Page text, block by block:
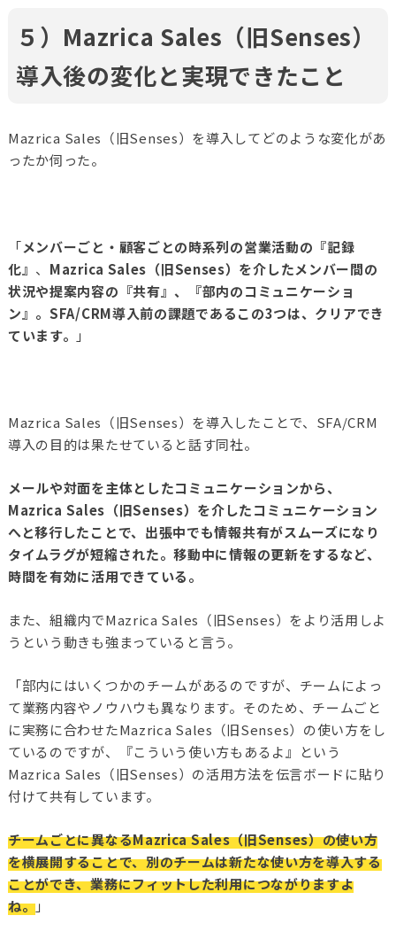
５）Mazrica Sales（旧Senses）
導入後の変化と実現できたこと
Mazrica Sales（旧Senses）を導入してどのような変化があ
ったか伺った。
「メンバーごと・顧客ごとの時系列の営業活動の『記録
化』 、 Mazrica Sales（旧Senses）を介したメンバー間の
状況や提案内容の『共有』、『部内のコミュニケーショ
ン』。SFA/CRM導入前の課題であるこの3つは、クリアでき
ています。
」
Mazrica Sales（旧Senses）を導入したことで、SFA/CRM
導入の目的は果たせていると話す同社。
メールや対面を主体としたコミュニケーションから、
Mazrica Sales（旧Senses）を介したコミュニケーション
へと移行したことで、出張中でも情報共有がスムーズになり
タイムラグが短縮された。移動中に情報の更新をするなど、
時間を有効に活用できている。
また、組織内でMazrica Sales（旧Senses）をより活用しよ
うという動きも強まっていると言う。
「部内にはいくつかのチームがあるのですが、チームによっ
て業務内容やノウハウも異なります。そのため、チームごと
に実務に合わせたMazrica Sales（旧Senses）の使い方をし
ているのですが、『こういう使い方もあるよ』という
Mazrica Sales（旧Senses）の活用方法を伝言ボードに貼り
付けて共有しています。
チームごとに異なるMazrica Sales（旧Senses）の使い方
を横展開することで、別のチームは新たな使い方を導入する
ことができ、業務にフィットした利用につながりますよ
ね。」